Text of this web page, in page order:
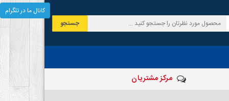
جستجو
مرکز مشتریان
کانال ما در تلگرام